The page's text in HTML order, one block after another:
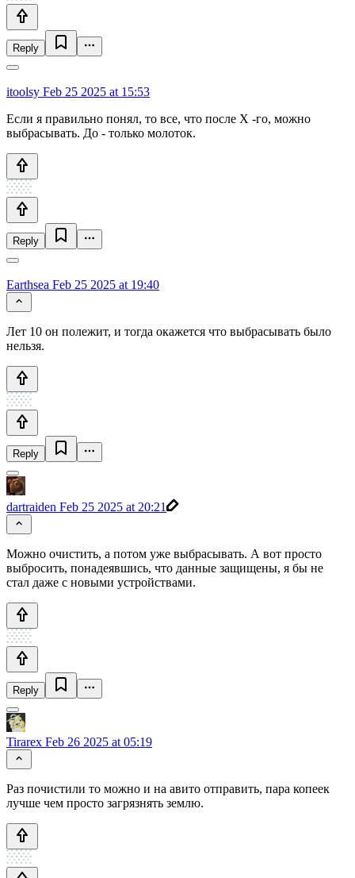
Reply
itoolsy Feb 25 2025 at 15:53
Если я правильно понял, то все, что после X -го, можно
выбрасывать. До - только молоток.
Reply
Earthsea Feb 25 2025 at 19:40
Лет 10 он полежит, и тогда окажется что выбрасывать было
нельзя.
Reply
dartraiden Feb 25 2025 at 20:21
Можно очистить, а потом уже выбрасывать. А вот просто
выбросить, понадеявшись, что данные защищены, я бы не
стал даже с новыми устройствами.
Reply
Tirarex Feb 26 2025 at 05:19
Раз почистили то можно и на авито отправить, пара копеек
лучше чем просто загрязнять землю.